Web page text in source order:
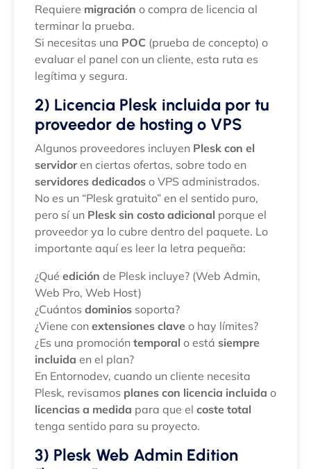
Requiere migración o compra de licencia al
terminar la prueba.
Si necesitas una POC (prueba de concepto) o
evaluar el panel con un cliente, esta ruta es
legítima y segura.
2) Licencia Plesk incluida por tu
proveedor de hosting o VPS
Algunos proveedores incluyen Plesk con el
servidoren ciertas ofertas, sobre todo en
servidores dedicados o VPS administrados.
No es un “Plesk gratuito” en el sentido puro,
pero sí un Plesk sin costo adicional porque el
proveedor ya lo cubre dentro del paquete. Lo
importante aquí es leer la letra pequeña:
¿Qué edición de Plesk incluye? (Web Admin,
Web Pro, Web Host)
¿Cuántos dominios soporta?
¿Viene con extensiones clave o hay límites?
¿Es una promoción temporal o está siempre
incluida en el plan?
En Entornodev, cuando un cliente necesita
Plesk, revisamos planes con licencia incluida o
licencias a medida para que el coste total
tenga sentido para su proyecto.
3) Plesk Web Admin Edition